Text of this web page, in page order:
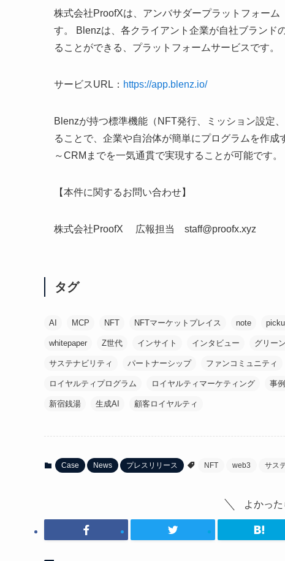
株式会社ProofXは、アンバサダープラットフォー
す。 Blenzは、各クライアント企業が自社ブランド
ることができる、プラットフォームサービスです。
サービスURL： https://app.blenz.io/
Blenzが持つ標準機能（NFT発行、ミッション設定
ることで、企業や自治体が簡単にプログラムを作
～CRMまでを一気通貫で実現することが
【本件に関するお問い合わせ】
株式会社ProofX 広報担当 staff@proofx.xyz
タグ
AI MCP NFT NFTマーケットプレイス note
whitepaper Z世代 インサイト インタビュー グリー
サステナビリティ パートナーシップ ファンコミュニティ
ロイヤルティプログラム ロイヤルティマーケティング 事例
新宿銭湯 生成AI 顧客ロイヤルティ
Case News プレスリリース NFT web3 サス
よかった